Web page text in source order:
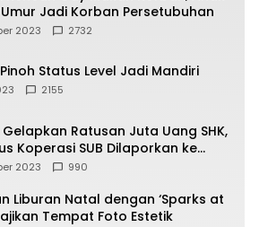
Jadi Korban Persetubuhan
2023 2732
Status Level Jadi Mandiri
2155
Ratusan Juta Uang SHK,
Koperasi SUB Dilaporkan ke
2023 990
Liburan Natal dengan ‘Sparks at
Tempat Foto Estetik